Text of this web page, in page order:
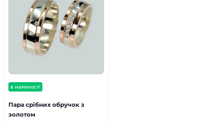
в наявності
Пара срібних обручок з
золотом